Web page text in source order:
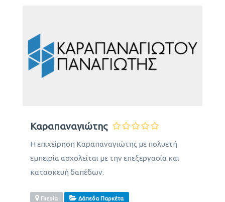
Καραπαναγιώτης
Η επιχείρηση Καραπαναγιώτης με πολυετή
εμπειρία ασχολείται με την επεξεργασία και
κατασκευή δαπέδων.
Πιερία Δάπεδα Παρκέτα